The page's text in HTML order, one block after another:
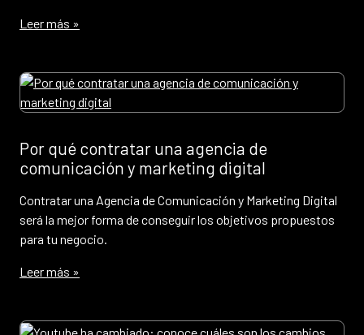
Leer más »
Por qué contratar una agencia de
comunicación y marketing digital
Contratar una Agencia de Comunicación y Marketing Digital
será la mejor forma de conseguir los objetivos propuestos
para tu negocio.
Leer más »